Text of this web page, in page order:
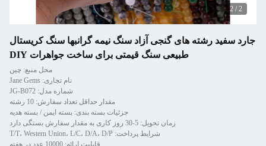
2
/
2
جارد سفید رشته های گنجی آزاد سنگ نیمه گرانبها سنگ کریستال
طبیعی سنگ قیمتی برای ساخت جواهرات DIY
محل منبع: چین
نام تجاری: Jane Gems
شماره مدل: JG-B072
مقدار حداقل تعداد سفارش: 10 رشته
جزئیات بسته بندی: بسته ایمن / بسته هدیه
زمان تحویل: 5-30 روز کاری به مقدار سفارش بستگی دارد
شرایط پرداخت: T/T، Western Union، L/C، D/A، D/P
قابلیت ارائه: 10000 عدد در هفته